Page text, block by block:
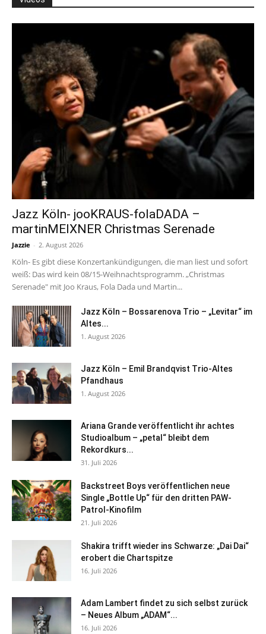
Jazz Köln- jooKRAUS-folaDADA –
martinMEIXNER Christmas Serenade
Jazzie - 2. August 2026
Köln- Es gibt diese Konzertankündigungen, die man liest und sofort
weiß: Das wird kein 08/15-Weihnachtsprogramm. „Christmas
Serenade" mit Joo Kraus, Fola Dada und Martin...
Jazz Köln – Bossarenova Trio – „Levitar“ im
Altes...
1. August 2026
Jazz Köln – Emil Brandqvist Trio-Altes
Pfandhaus
1. August 2026
Ariana Grande veröffentlicht ihr achtes
Studioalbum – „petal“ bleibt dem
Rekordkurs...
31. Juli 2026
Backstreet Boys veröffentlichen neue
Single „Bottle Up“ für den dritten PAW-
Patrol-Kinofilm
21. Juli 2026
Shakira trifft wieder ins Schwarze: „Dai Dai“
erobert die Chartspitze
16. Juli 2026
Adam Lambert findet zu sich selbst zurück
– Neues Album „ADAM“...
16. Juli 2026